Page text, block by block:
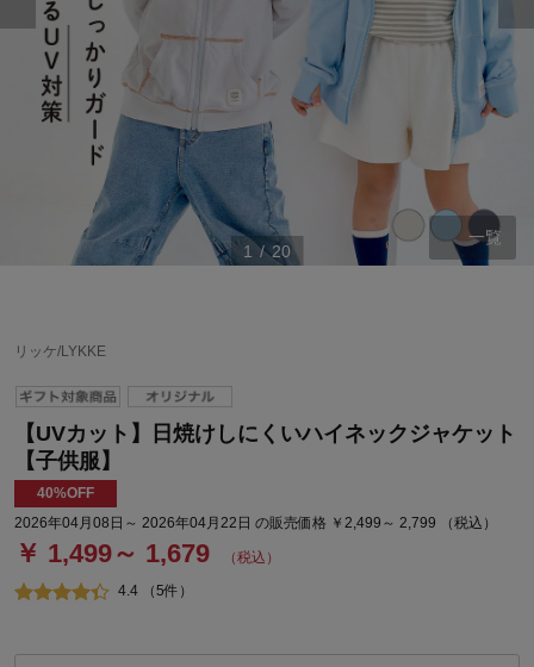
1 / 20
一覧
リッケ/LYKKE
【UVカット】日焼けしにくいハイネックジャケット
【子供服】
40%OFF
2026年04月08日～ 2026年04月22日 の販売価格 ￥2,499～ 2,799 （税込）
￥ 1,499～ 1,679 （税込）
4.4 （5件）